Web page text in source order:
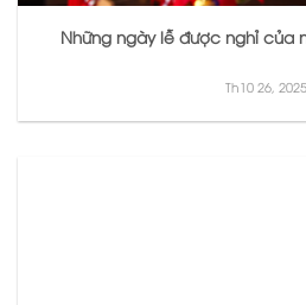
Những ngày lễ được nghỉ của
Th10 26, 2025